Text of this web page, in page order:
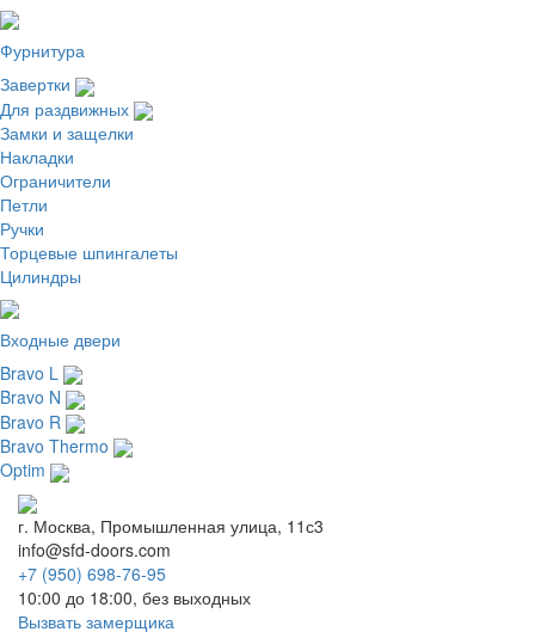
Фурнитура
Завертки
Для раздвижных
Замки и защелки
Накладки
Ограничители
Петли
Ручки
Торцевые шпингалеты
Цилиндры
Входные двери
Bravo L
Bravo N
Bravo R
Bravo Thermo
Optim
г. Москва, Промышленная улица, 11с3
info@sfd-doors.com
+7 (950) 698-76-95
10:00 до 18:00, без выходных
Вызвать замерщика